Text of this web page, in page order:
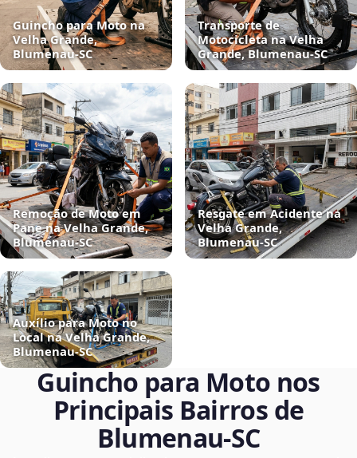
Guincho para Moto na
Velha Grande,
Blumenau‑SC
Transporte de
Motocicleta na Velha
Grande, Blumenau‑SC
Remoção de Moto em
Pane na Velha Grande,
Blumenau‑SC
Resgate em Acidente na
Velha Grande,
Blumenau‑SC
Auxílio para Moto no
Local na Velha Grande,
Blumenau‑SC
Guincho para Moto nos
Principais Bairros de
Blumenau‑SC